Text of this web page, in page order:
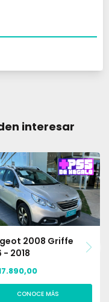
interesar
2008 Griffe
- 2018
CONOCE MÁS